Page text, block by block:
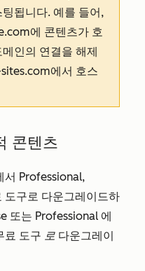
됩니다. 예를 들어,
에 콘텐츠가 호
인의 연결을 해제
에서 호스
콘텐츠
서 Professional,
구로 다운그레이드하
또는 Professional 에
료 도구 로 다운그레이